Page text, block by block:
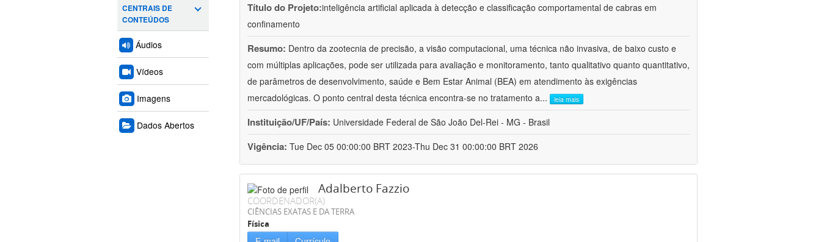
CENTRAIS DE
CONTEÚDOS
Áudios
Vídeos
Imagens
Dados Abertos
Título do Projeto:inteligência artificial aplicada à detecção e classificação comportamental de cabras em
confinamento
Resumo: Dentro da zootecnia de precisão, a visão computacional, uma técnica não invasiva, de baixo custo e
com múltiplas aplicações, pode ser utilizada para avaliação e monitoramento, tanto qualitativo quanto quantitativo,
de parâmetros de desenvolvimento, saúde e Bem Estar Animal (BEA) em atendimento às exigências
mercadológicas. O ponto central desta técnica encontra-se no tratamento a... leia mais
Instituição/UF/País: Universidade Federal de São João Del-Rei - MG - Brasil
Vigência: Tue Dec 05 00:00:00 BRT 2023-Thu Dec 31 00:00:00 BRT 2026
Adalberto Fazzio
COORDENADOR(A)
CIÊNCIAS EXATAS E DA TERRA
Física